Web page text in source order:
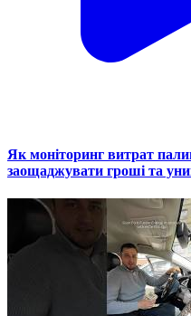
Як моніторинг витрат
заощаджувати гроші та